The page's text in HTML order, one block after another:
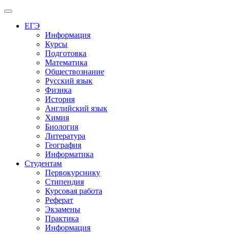
Меню
ЕГЭ
Информация
Курсы
Подготовка
Математика
Обществознание
Русский язык
Физика
История
Английский язык
Химия
Биология
Литература
География
Информатика
Студентам
Первокурснику
Стипендия
Курсовая работа
Реферат
Экзамены
Практика
Информация